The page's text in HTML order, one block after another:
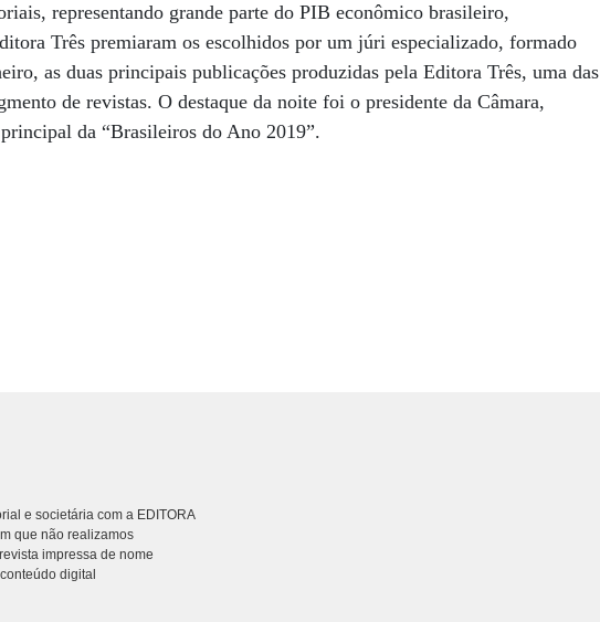
representando grande parte do PIB econômico brasileiro,
Três premiaram os escolhidos por um júri especializado, formado
as duas principais publicações produzidas pela Editora Três, uma das
de revistas. O destaque da noite foi o presidente da Câmara,
da “Brasileiros do Ano 2019”.
e societária com a EDITORA
que não realizamos
impressa de nome
digital